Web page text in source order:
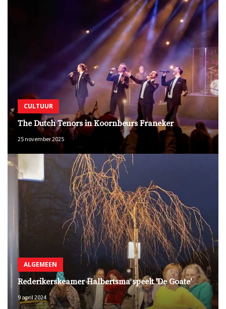
CULTUUR
The Dutch Tenors in Koornbeurs Franeker
25 november 2025
ALGEMEEN
Rederikerskeamer Halbertsma speelt 'De Goate'
9 april 2024